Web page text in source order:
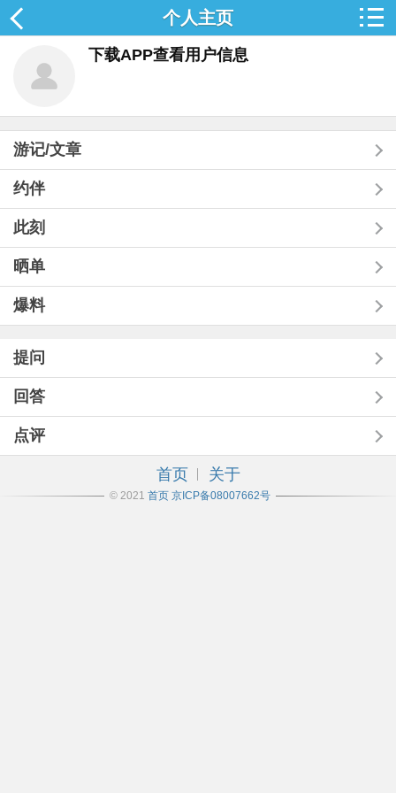
个人主页
下载APP查看用户信息
游记/文章
约伴
此刻
晒单
爆料
提问
回答
点评
首页 关于
© 2021 首页 京ICP备08007662号